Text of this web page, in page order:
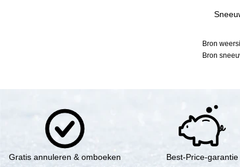
Bron
Bron
Gratis annuleren & omboeken
Best-Price-garantie